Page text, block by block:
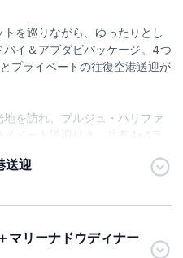
を巡りながら、ゆったりとし
イ＆アブダビパッケージ。4つ
プライベートの往復空港送迎が
を訪れ、ブルジュ・ハリファ
ベート送迎付き。共有4x4ラ
験いただけます。
共有送迎付きマリーナドウディ
。
送迎
マリーナドウディナー